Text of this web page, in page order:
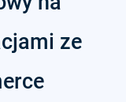
ze